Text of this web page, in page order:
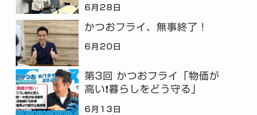
6月28日
かつおフライ、無事終了！
6月20日
第3回 かつおフライ「物価が
高い❗暮らしをどう守る」
6月13日